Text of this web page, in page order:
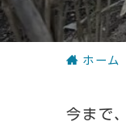
ホーム
今まで